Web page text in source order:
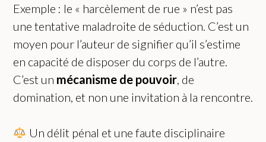
Exemple : le « harcèlement de rue » n’est pas
une tentative maladroite de séduction. C’est un
moyen pour l’auteur de signifier qu’il s’estime
en capacité de disposer du corps de l’autre.
C’est un mécanisme de pouvoir , de
domination, et non une invitation à la rencontre.
Un délit pénal et une faute disciplinaire